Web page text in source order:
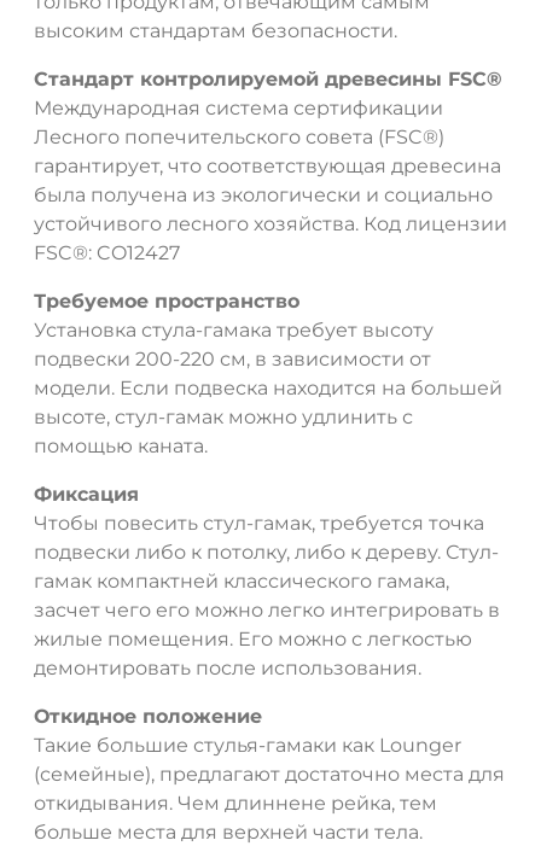
высоким стандартам безопасности.
Стандарт контролируемой древесины FSC®
Международная система сертификации
Лесного попечительского совета (FSC®)
гарантирует, что соответствующая древесина
была получена из экологически и социально
устойчивого лесного хозяйства. Код лицензии
FSC®: CO12427
Требуемое пространство
Установка стула-гамака требует высоту
подвески 200-220 см, в зависимости от
модели. Если подвеска находится на большей
высоте, стул-гамак можно удлинить с
помощью каната.
Фиксация
Чтобы повесить стул-гамак, требуется точка
подвески либо к потолку, либо к дереву. Стул-
гамак компактней классического гамака,
засчет чего его можно легко интегрировать в
жилые помещения. Его можно с легкостью
демонтировать после использования.
Откидное положение
Такие большие стулья-гамаки как Lounger
(семейные), предлагают достаточно места для
откидывания. Чем длиннене рейка, тем
больше места для верхней части тела.